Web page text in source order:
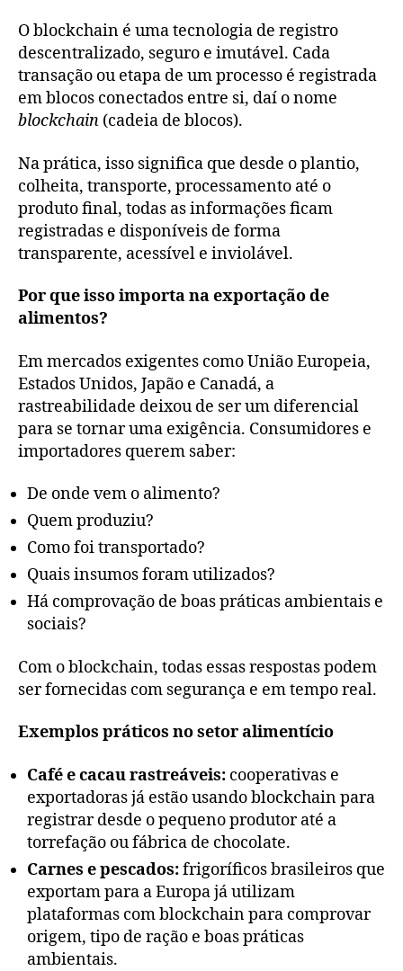
O blockchain é uma tecnologia de registro
descentralizado, seguro e imutável. Cada
transação ou etapa de um processo é registrada
em blocos conectados entre si, daí o nome
blockchain (cadeia de blocos).
Na prática, isso significa que desde o plantio,
colheita, transporte, processamento até o
produto final, todas as informações ficam
registradas e disponíveis de forma
transparente, acessível e inviolável.
Por que isso importa na exportação de
alimentos?
Em mercados exigentes como União Europeia,
Estados Unidos, Japão e Canadá, a
rastreabilidade deixou de ser um diferencial
para se tornar uma exigência. Consumidores e
importadores querem saber:
De onde vem o alimento?
Quem produziu?
Como foi transportado?
Quais insumos foram utilizados?
Há comprovação de boas práticas ambientais e
sociais?
Com o blockchain, todas essas respostas podem
ser fornecidas com segurança e em tempo real.
Exemplos práticos no setor alimentício
Café e cacau rastreáveis: cooperativas e
exportadoras já estão usando blockchain para
registrar desde o pequeno produtor até a
torrefação ou fábrica de chocolate.
Carnes e pescados:frigoríficos brasileiros que
exportam para a Europa já utilizam
plataformas com blockchain para comprovar
origem, tipo de ração e boas práticas
ambientais.